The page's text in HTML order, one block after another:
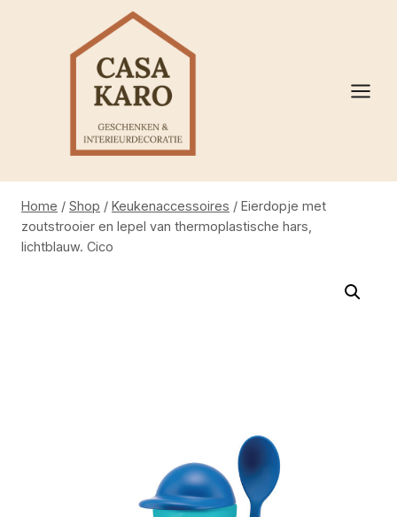
Home / Shop / Keukenaccessoires / Eierdopje met
zoutstrooier en lepel van thermoplastische hars,
lichtblauw. Cico